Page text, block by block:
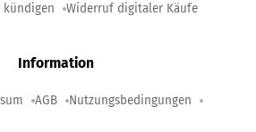
Widerruf digitaler Käufe
Information
AGB Nutzungsbedingungen